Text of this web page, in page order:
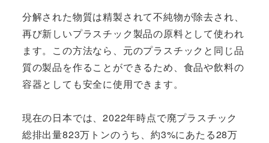
分解された物質は精製されて不純物が除去され、
再び新しいプラスチック製品の原料として使われ
ます。この方法なら、元のプラスチックと同じ品
質の製品を作ることができるため、食品や飲料の
容器としても安全に使用できます。
現在の日本では、2022年時点で廃プラスチック
総排出量823万トンのうち、約3%にあたる28万